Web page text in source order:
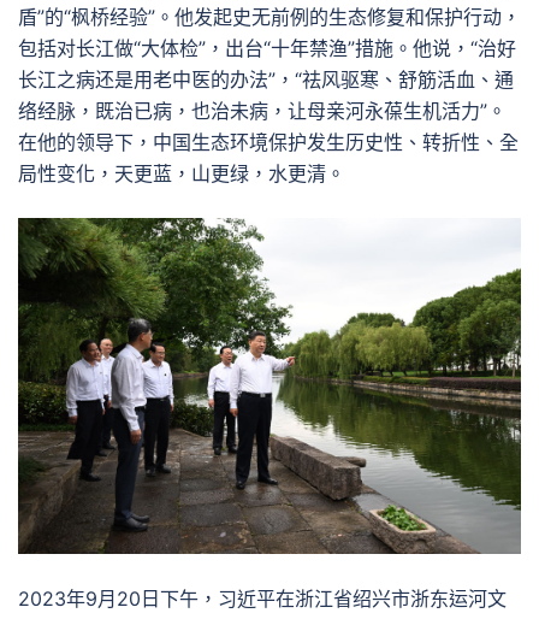
盾”的“枫桥经验”。他发起史无前例的生态修复和保护行动，
包括对长江做“大体检”，出台“十年禁渔”措施。他说，“治好
长江之病还是用老中医的办法”，“祛风驱寒、舒筋活血、通
络经脉，既治已病，也治未病，让母亲河永葆生机活力”。
在他的领导下，中国生态环境保护发生历史性、转折性、全
局性变化，天更蓝，山更绿，水更清。
2023年9月20日下午，习近平在浙江省绍兴市浙东运河文